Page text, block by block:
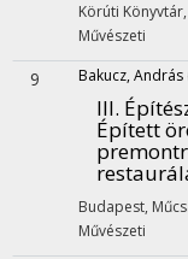
Körúti Könyvtár,
Művészeti
9 Bakucz, András
III.
Épített
Budapest,
Művészeti